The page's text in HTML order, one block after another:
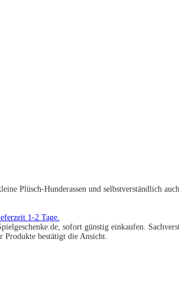
Plüsch-Hunderassen und selbstverständlich
sofort günstig einkaufen.
Produkte bestätigt die Ansicht.